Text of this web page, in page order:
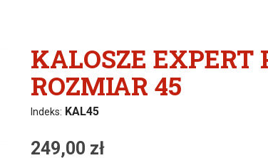
KALOSZE EXPERT
ROZMIAR 45
Indeks: KAL45
249,00 zł